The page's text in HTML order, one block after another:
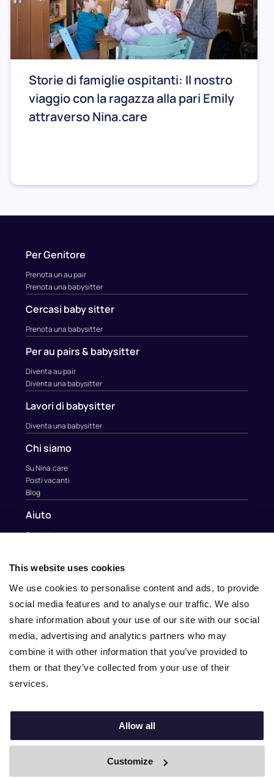
This website uses cookies
We use cookies to personalise content and ads, to provide
social media features and to analyse our traffic. We also
share information about your use of our site with our social
media, advertising and analytics partners who may
combine it with other information that you’ve provided to
them or that they’ve collected from your use of their
services.
Allow all
Customize
Storie di famiglie ospitanti: Il nostro
viaggio con la ragazza alla pari Emily
attraverso Nina.care
Per Genitore
Prenota un au pair
Prenota una babysitter
Cercasi baby sitter
Prenota una babysitter
Per au pairs & babysitter
Diventa au pair
Diventa una babysitter
Lavori di babysitter
Diventa una babysitter
Chi siamo
Su Nina.care
Posti vacanti
Blog
Aiuto
Contatto
info@nina.care
General Terms and Conditions